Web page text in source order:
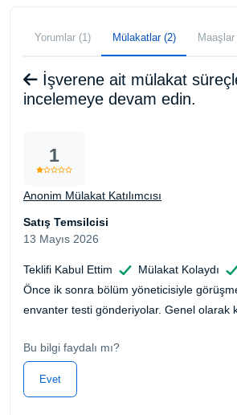
Yorumlar (1) Mülakatlar (2) Maaşlar
İşverene ait mülakat
incelemeye devam edin.
1
Anonim Mülakat Katılımcısı
Satış Temsilcisi
13 Mayıs 2026
Teklifi Kabul Ettim
Mülakat Kolaydı
Önce ik sonra bölüm yöneticisiyle
envanter testi gönderiyolar. Genel olarak
Bu bilgi faydalı mı?
Evet